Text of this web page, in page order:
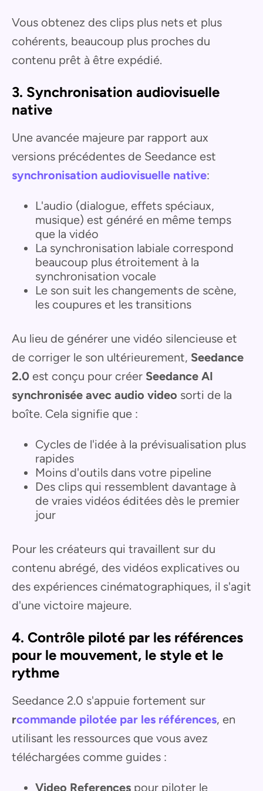
Vous obtenez des clips plus nets et plus
cohérents, beaucoup plus proches du
contenu prêt à être expédié.
3. Synchronisation audiovisuelle
native
Une avancée majeure par rapport aux
versions précédentes de Seedance est
synchronisation audiovisuelle native:
L'audio (dialogue, effets spéciaux,
musique) est généré en même temps
que la vidéo
La synchronisation labiale correspond
beaucoup plus étroitement à la
synchronisation vocale
Le son suit les changements de scène,
les coupures et les transitions
Au lieu de générer une vidéo silencieuse et
de corriger le son ultérieurement, Seedance
2.0 est conçu pour créer Seedance AI
synchronisée avec audio video sorti de la
boîte. Cela signifie que :
Cycles de l'idée à la prévisualisation plus
rapides
Moins d'outils dans votre pipeline
Des clips qui ressemblent davantage à
de vraies vidéos éditées dès le premier
jour
Pour les créateurs qui travaillent sur du
contenu abrégé, des vidéos explicatives ou
des expériences cinématographiques, il s'agit
d'une victoire majeure.
4. Contrôle piloté par les références
pour le mouvement, le style et le
rythme
Seedance 2.0 s'appuie fortement sur
rcommande pilotée par les références, en
utilisant les ressources que vous avez
téléchargées comme guides :
Video References pour piloter le